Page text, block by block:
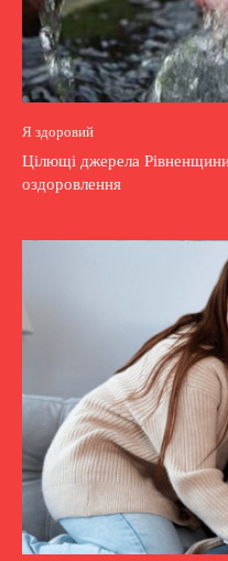
Я здоровий
Цілющі джерела
оздоровлення